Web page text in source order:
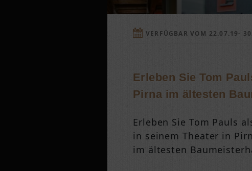
VERFÜGBAR VOM 22.07.19-
Erleben Sie Tom
Pirna im ältesten
Erleben Sie Tom Pauls
in seinem Theater in
im ältesten